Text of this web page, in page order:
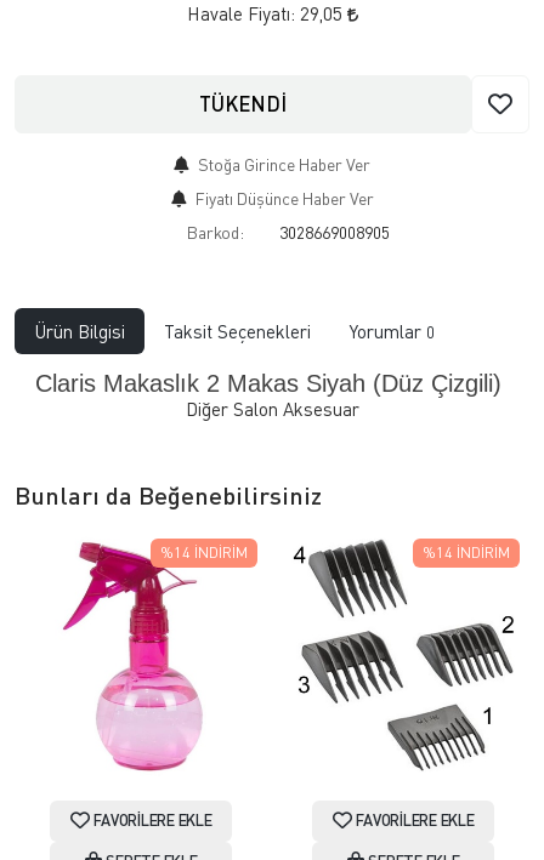
Havale Fiyatı: 29,05
TÜKENDİ
Stoğa Girince Haber Ver
Fiyatı Düşünce Haber Ver
Barkod:
3028669008905
Ürün Bilgisi Taksit Seçenekleri Yorumlar 0
Claris Makaslık 2 Makas Siyah (Düz Çizgili)
Diğer Salon Aksesuar
Bunları da Beğenebilirsiniz
FAVORILERE EKLE
%14 İNDIRIM
FAVORILERE EKLE
%14 İNDIRIM